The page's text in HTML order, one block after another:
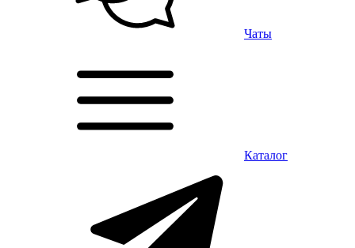
Чаты
Каталог